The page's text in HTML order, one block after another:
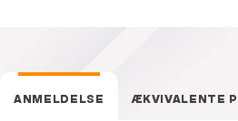
ANMELDELSE ÆKVIVALENTE